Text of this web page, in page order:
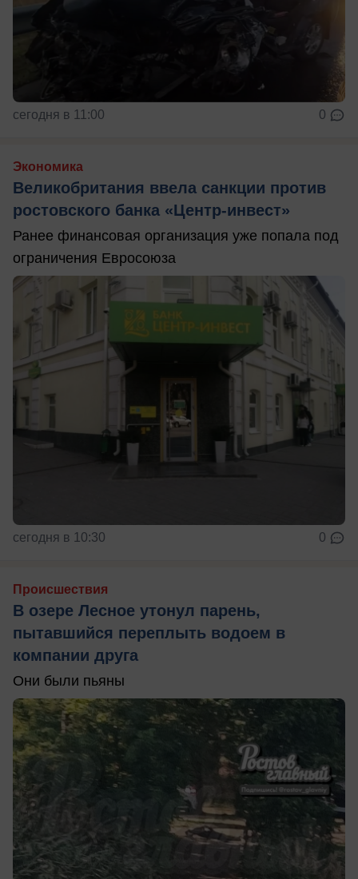
сегодня в 11:00 0
Экономика
Великобритания ввела санкции против
ростовского банка «Центр-инвест»
Ранее финансовая организация уже попала под
ограничения Евросоюза
сегодня в 10:30 0
Происшествия
В озере Лесное утонул парень,
пытавшийся переплыть водоем в
компании друга
Они были пьяны